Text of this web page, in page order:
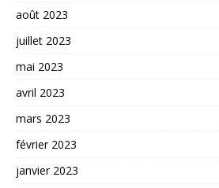
août 2023
juillet 2023
mai 2023
avril 2023
mars 2023
février 2023
janvier 2023